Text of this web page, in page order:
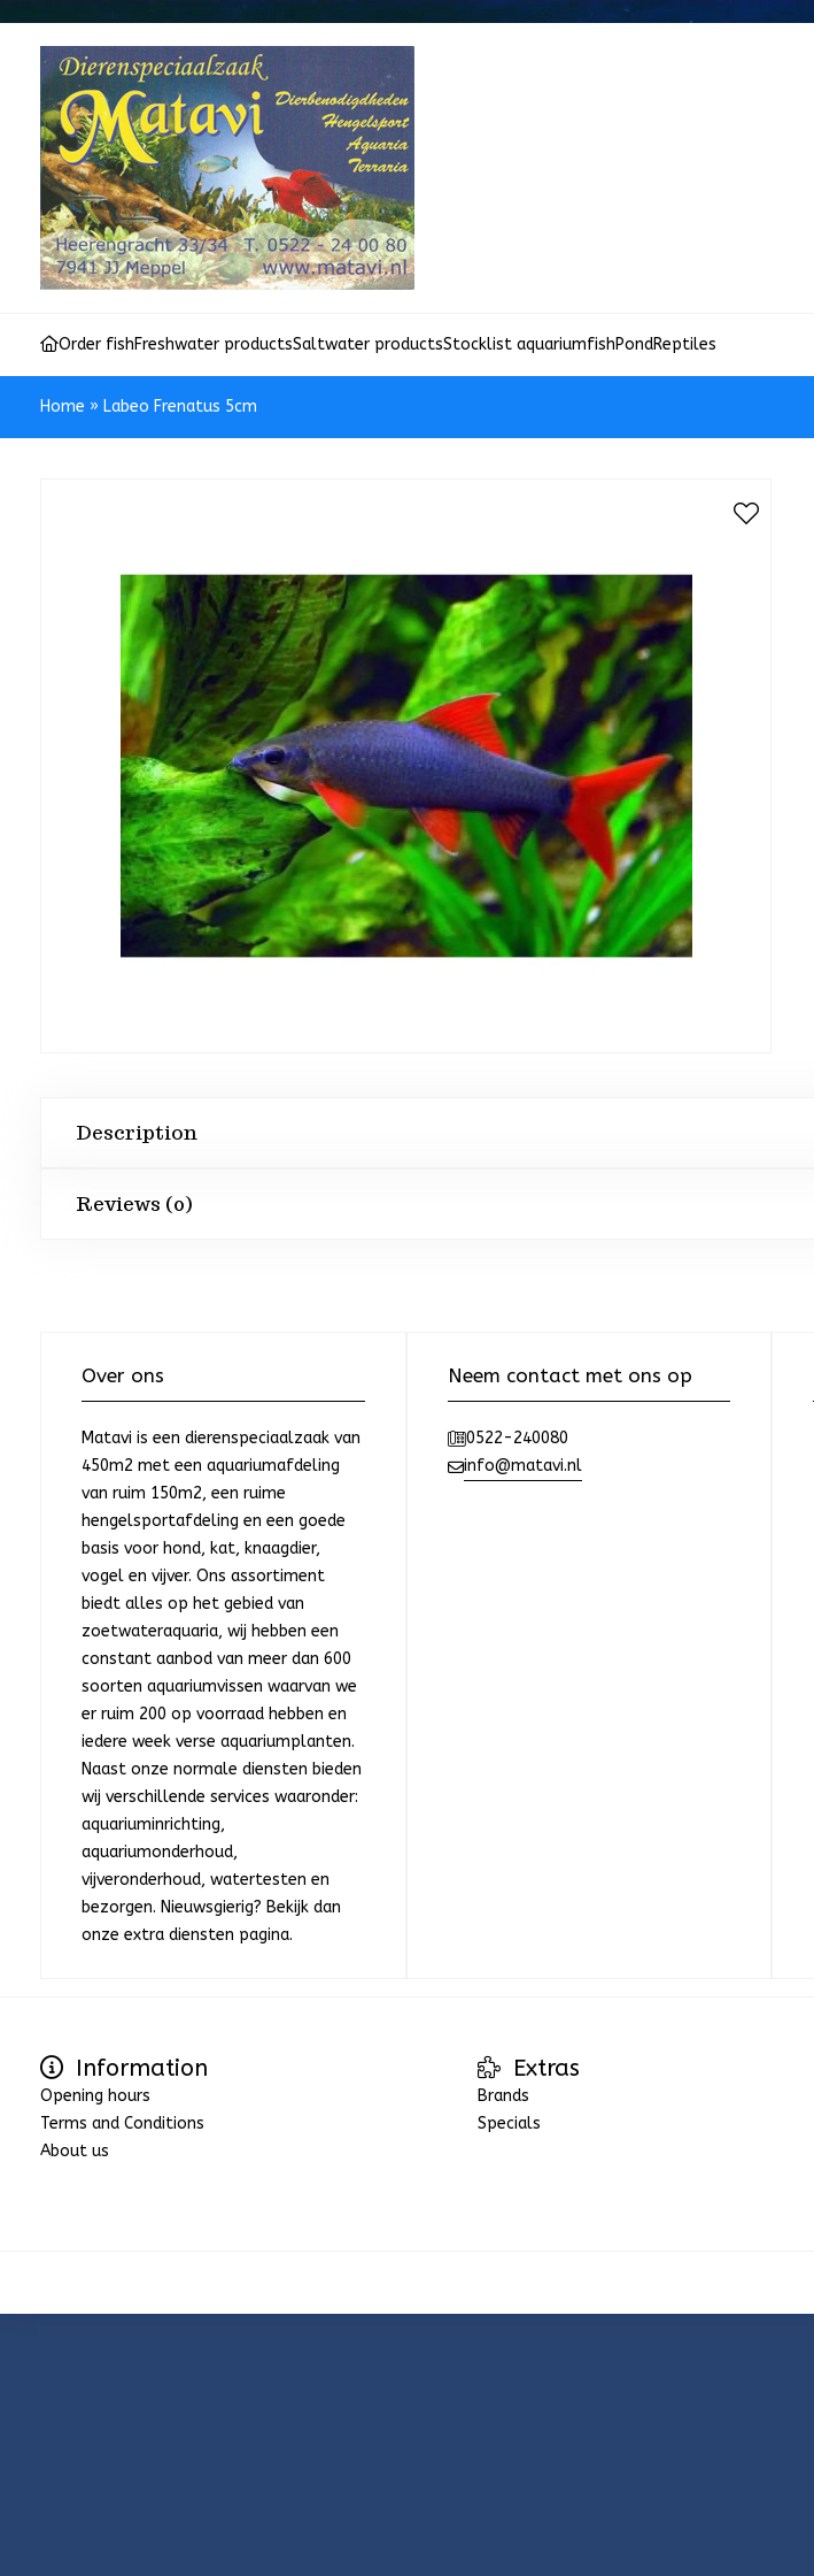
Order fishFreshwater productsSaltwater productsStocklist aquariumfishPondReptiles
Home » Labeo Frenatus 5cm
Description
Reviews (0)
Over ons
Matavi is een dierenspeciaalzaak van
450m2 met een aquariumafdeling
van ruim 150m2, een ruime
hengelsportafdeling en een goede
basis voor hond, kat, knaagdier,
vogel en vijver. Ons assortiment
biedt alles op het gebied van
zoetwateraquaria, wij hebben een
constant aanbod van meer dan 600
soorten aquariumvissen waarvan we
er ruim 200 op voorraad hebben en
iedere week verse aquariumplanten.
Naast onze normale diensten bieden
wij verschillende services waaronder:
aquariuminrichting,
aquariumonderhoud,
vijveronderhoud, watertesten en
bezorgen. Nieuwsgierig? Bekijk dan
onze extra diensten pagina.
Neem contact met ons op
0522-240080
info@matavi.nl
Information
Opening hours
Terms and Conditions
About us
Extras
Brands
Specials